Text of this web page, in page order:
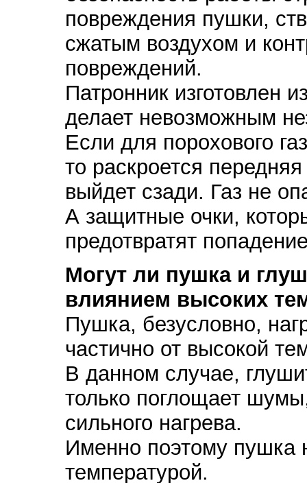
повреждения пушки,
сжатым воздухом и
повреждений.
Патронник изготовлен
делает невозможным
Если для порохового
то раскроется
выйдет сзади. Газ не
А защитные очки,
предотвратят
Могут ли пушка и
влиянием высоких
Пушка, безусловно,
частично от высокой
В данном случае,
только поглощает
сильного нагрева.
Именно поэтому пушка
температурой.